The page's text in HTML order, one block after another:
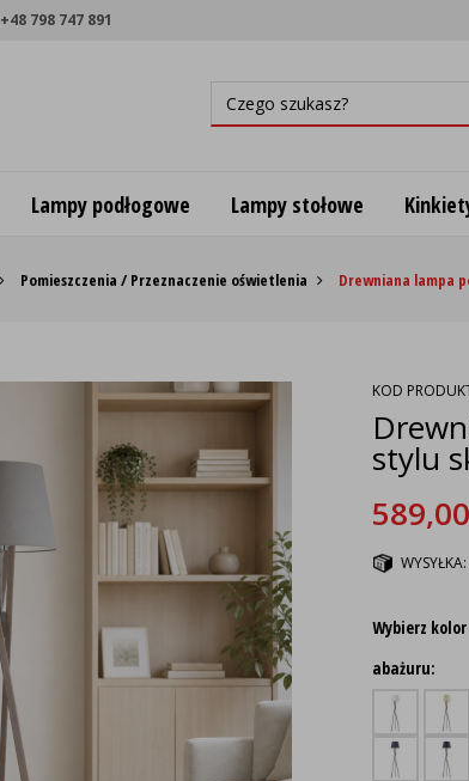
+48 798 747 891
Lampy podłogowe Lampy stołowe
Pomieszczenia / Przeznaczenie oświetlenia Drewniana lampa
KOD
stylu
589,00
WYSYŁKA:
Wybierz kolor
abażuru: